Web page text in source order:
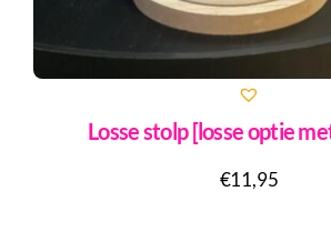
Losse stolp [losse optie
€11,95